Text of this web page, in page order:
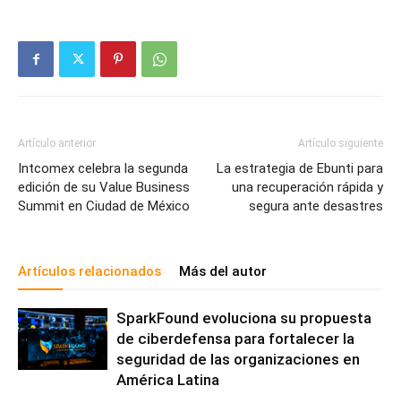
Artículo anterior
Intcomex celebra la segunda
edición de su Value Business
Summit en Ciudad de México
Artículo siguiente
La estrategia de Ebunti para
una recuperación rápida y
segura ante desastres
Artículos relacionados Más del autor
SparkFound evoluciona su propuesta
de ciberdefensa para fortalecer la
seguridad de las organizaciones en
América Latina